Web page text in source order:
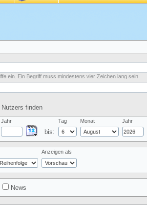
ein. Ein Begriff muss mindestens vier Zeichen lang sein.
finden
Jahr
bis:
Tag Monat Jahr
Anzeigen als
News